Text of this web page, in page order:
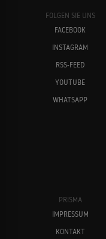
FOLGEN SIE UNS
FACEBOOK
INSTAGRAM
RSS-FEED
YOUTUBE
WHATSAPP
PRISMA
IMPRESSUM
KONTAKT